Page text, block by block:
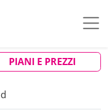
PIANI E PREZZI